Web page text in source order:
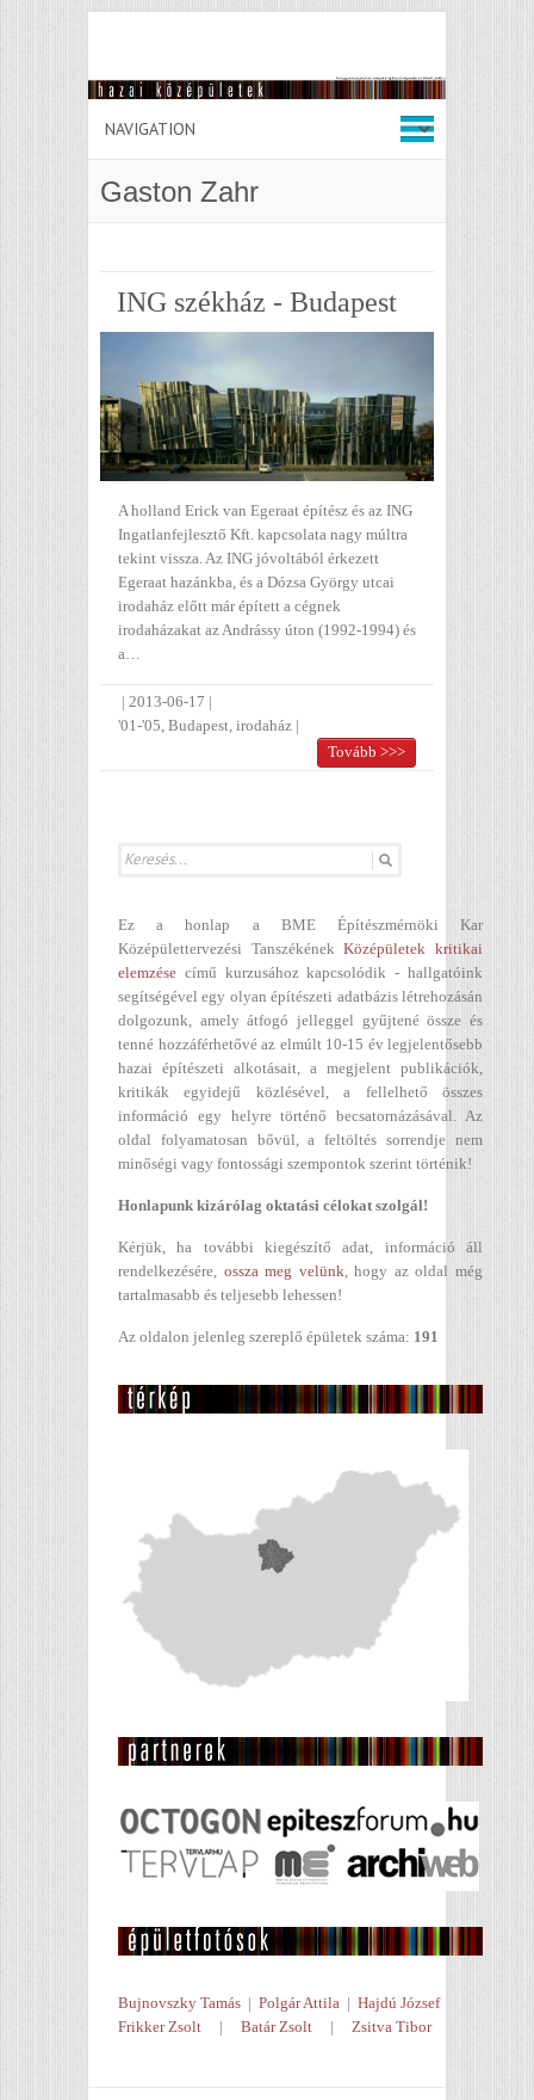
Gaston Zahr
ING székház - Budapest
A holland Erick van Egeraat építész és az ING
Ingatlanfejlesztő Kft. kapcsolata nagy múltra
tekint vissza. Az ING jóvoltából érkezett
Egeraat hazánkba, és a Dózsa György utcai
irodaház előtt már épített a cégnek
irodaházakat az Andrássy úton (1992-1994) és
a…
| 2013-06-17 |
'01-'05, Budapest, irodaház |
Tovább >>>
Ez a honlap a BME Építészmérnöki Kar
Középülettervezési TanszékénekKözépületek kritikai
elemzése című kurzusához kapcsolódik - hallgatóink
segítségével egy olyan építészeti adatbázis létrehozásán
dolgozunk, amely átfogó jelleggel gyűjtené össze és
tenné hozzáférhetővé az elmúlt 10-15 év legjelentősebb
hazai építészeti alkotásait, a megjelent publikációk,
kritikák egyidejű közlésével, a fellelhető összes
információ egy helyre történő becsatornázásával. Az
oldal folyamatosan bővül, a feltöltés sorrendje nem
minőségi vagy fontossági szempontok szerint történik!
Honlapunk kizárólag oktatási célokat szolgál!
Kérjük, ha további kiegészítő adat, információ áll
rendelkezésére, ossza meg velünk, hogy az oldal még
tartalmasabb és teljesebb lehessen!
Az oldalon jelenleg szereplő épületek száma: 191
Bujnovszky Tamás | Polgár Attila | Hajdú József
Frikker Zsolt | Batár Zsolt | Zsitva Tibor